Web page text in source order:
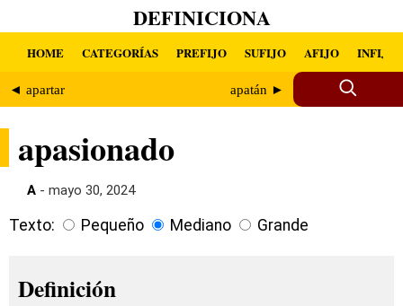
DEFINICIONA
HOME CATEGORÍAS PREFIJO SUFIJO AFIJO INFIJO
◄ apartar apatán ►
apasionado
A - mayo 30, 2024
Texto: Pequeño Mediano Grande
Definición